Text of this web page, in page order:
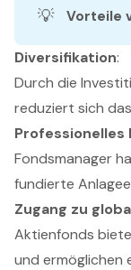
💡 Vorteile
Diversifikation:
Durch die
reduziert sich
Professionelles
Fondsmanager
fundierte
Zugang zu
Aktienfonds
und ermöglichen